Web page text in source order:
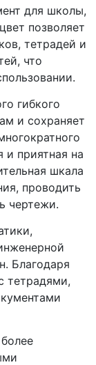
для школы,
позволяет
тетрадей и
что
гибкого
и сохраняет
и приятная на
шкала
проводить
чертежи.
Благодаря
тетрадями,